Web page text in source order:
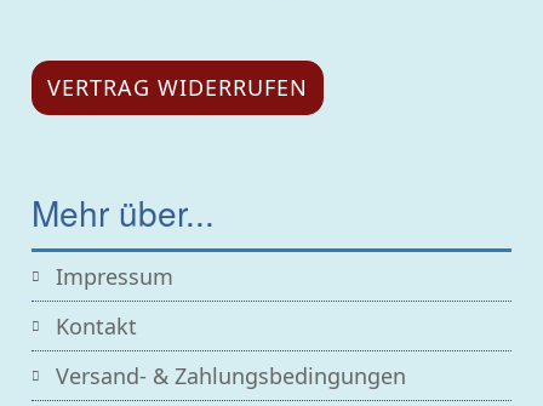
VERTRAG WIDERRUFEN
Mehr über...
Impressum
Kontakt
Versand- & Zahlungsbedingungen